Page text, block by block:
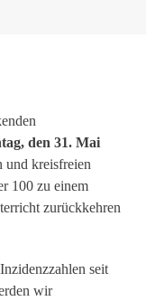
den 31. Mai
und kreisfreien
100 zu einem
zurückkehren
seit
wir